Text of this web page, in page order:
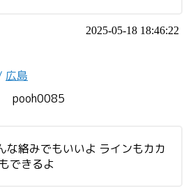
2025-05-18 18:46:22
広島
pooh0085
な絡みでもいいよ ラインもカカ
できるよ